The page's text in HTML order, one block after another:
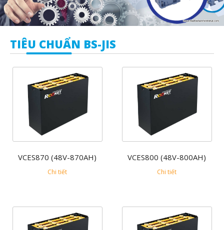
TIÊU CHUẨN BS-JIS
VCES870 (48V-870AH)
Chi tiết
VCES800 (48V-800AH)
Chi tiết